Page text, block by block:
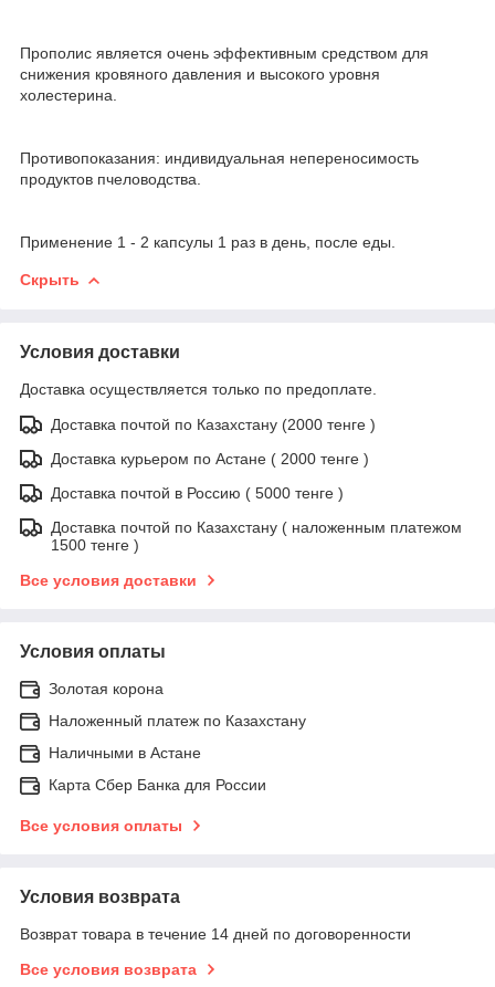
Прополис является очень эффективным средством для
снижения кровяного давления и высокого уровня
холестерина.
Противопоказания: индивидуальная непереносимость
продуктов пчеловодства.
Применение 1 - 2 капсулы 1 раз в день, после еды.
Скрыть
Условия доставки
Доставка осуществляется только по предоплате.
Доставка почтой по Казахстану (2000 тенге )
Доставка курьером по Астане ( 2000 тенге )
Доставка почтой в Россию ( 5000 тенге )
Доставка почтой по Казахстану ( наложенным платежом
1500 тенге )
Все условия доставки
Условия оплаты
Золотая корона
Наложенный платеж по Казахстану
Наличными в Астане
Карта Сбер Банка для России
Все условия оплаты
Условия возврата
Возврат товара в течение 14 дней по договоренности
Все условия возврата